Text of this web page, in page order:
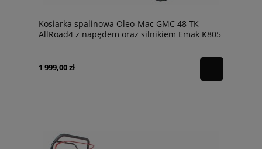
Kosiarka spalinowa Oleo-Mac GMC 48 TK
AllRoad4 z napędem oraz silnikiem Emak K805
1 999,00 zł